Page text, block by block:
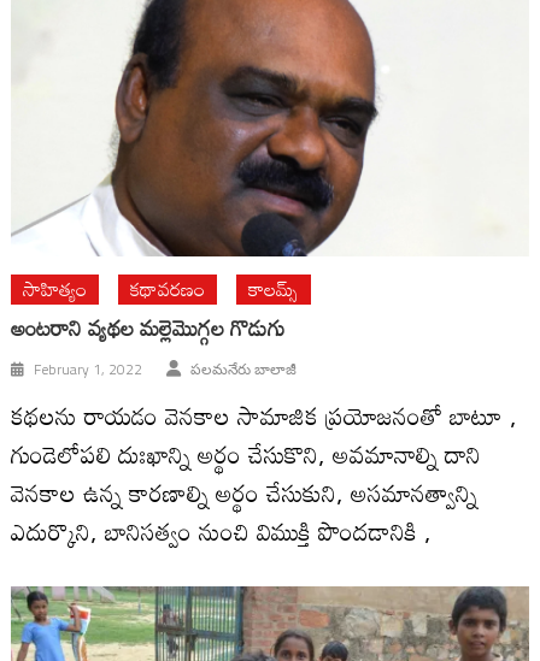
సాహిత్యం కథావరణం కాలమ్స్
అంట‌రాని వ్య‌థ‌ల మ‌ల్లెమొగ్గ‌ల గొడుగు
February 1, 2022 పలమనేరు బాలాజీ
కథలను రాయడం వెనకాల సామాజిక ప్రయోజనంతో బాటూ ,
గుండెలోపలి దుఃఖాన్ని అర్థం చేసుకొని, అవమానాల్ని దాని
వెనకాల ఉన్న కారణాల్ని అర్థం చేసుకుని, అసమానత్వాన్ని
ఎదుర్కొని, బానిసత్వం నుంచి విముక్తి పొందడానికి ,